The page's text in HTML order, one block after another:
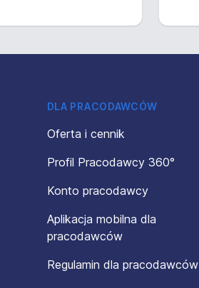
DLA PRACODAWCÓW
Oferta i cennik
Profil Pracodawcy 360°
Konto pracodawcy
Aplikacja mobilna dla
pracodawców
Regulamin dla pracodawców